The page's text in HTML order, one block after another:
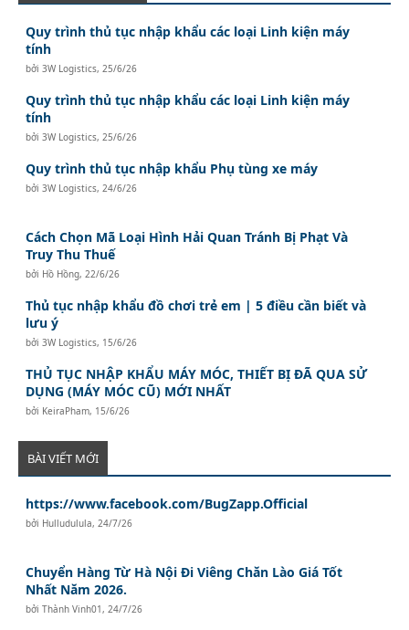
Quy trình thủ tục nhập khẩu các loại Linh kiện máy
tính
bởi3W Logistics, 25/6/26
Quy trình thủ tục nhập khẩu các loại Linh kiện máy
tính
bởi3W Logistics, 25/6/26
Quy trình thủ tục nhập khẩu Phụ tùng xe máy
bởi3W Logistics, 24/6/26
Cách Chọn Mã Loại Hình Hải Quan Tránh Bị Phạt Và
Truy Thu Thuế
bởi Hồ Hồng, 22/6/26
Thủ tục nhập khẩu đồ chơi trẻ em | 5 điều cần biết và
lưu ý
bởi3W Logistics, 15/6/26
THỦ TỤC NHẬP KHẨU MÁY MÓC, THIẾT BỊ ĐÃ QUA SỬ
DỤNG (MÁY MÓC CŨ) MỚI NHẤT
bởi KeiraPham, 15/6/26
BÀI VIẾT MỚI
https://www.facebook.com/BugZapp.Official
bởi Hulludulula, 24/7/26
Chuyển Hàng Từ Hà Nội Đi Viêng Chăn Lào Giá Tốt
Nhất Năm 2026.
bởiThành Vinh01 , 24/7/26